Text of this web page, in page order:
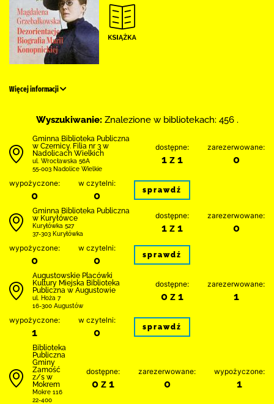
Więcej informacji
Wyszukiwanie: Znalezione w bibliotekach: 456 .
Gminna Biblioteka Publiczna
w Czernicy. Filia nr 3 w
Nadolicach Wielkich
ul. Wrocławska 56A
55-003 Nadolice Wielkie
dostępne:
1 z 1
zarezerwowane:
0
wypożyczone:
0
w czytelni:
0 sprawdź
Gminna Biblioteka Publiczna
w Kuryłówce
Kuryłówka 527
37-303 Kuryłówka
dostępne:
1 z 1
zarezerwowane:
0
wypożyczone:
0
w czytelni:
0 sprawdź
Augustowskie Placówki
Kultury Miejska Biblioteka
Publiczna w Augustowie
ul. Hoża 7
16-300 Augustów
dostępne:
0 z 1
zarezerwowane:
1
wypożyczone:
1
w czytelni:
0 sprawdź
Biblio­teka
Publiczna
Gminy
Zamość
z/s w
Mokrem
Mokre 116
22-400
dostępne:
0 z 1
zarezerwowane:
0
wypożyczone:
1